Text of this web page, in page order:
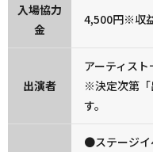
入場協力
金
4,500円※収
出演者
アーティスト
※決定次第「
す。
●ステージイ